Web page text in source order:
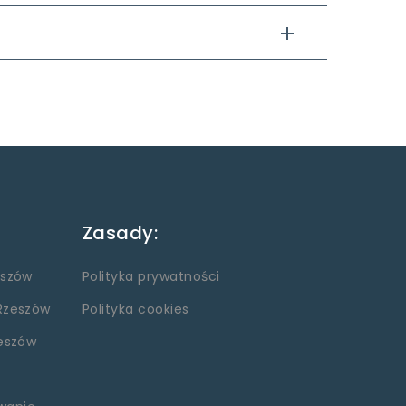
Zasady:
Polityka prywatności
Polityka cookies